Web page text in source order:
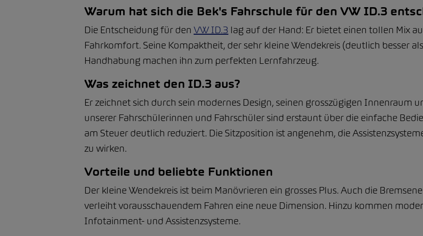
Warum hat sich die Bek's Fahrschule für den VW ID.3
Die Entscheidung für den VW ID.3 lag auf der Hand: Er bietet einen tollen Mix
Fahrkomfort. Seine Kompaktheit, der sehr kleine Wendekreis (deutlich besser
Handhabung machen ihn zum perfekten Lernfahrzeug.
Was zeichnet den ID.3 aus?
Er zeichnet sich durch sein modernes Design, seinen grosszügigen Innenraum
unserer Fahrschülerinnen und Fahrschüler sind erstaunt über die einfache
am Steuer deutlich reduziert. Die Sitzposition ist angenehm, die
zu wirken.
Vorteile und beliebte Funktionen
Der kleine Wendekreis ist beim Manövrieren ein grosses Plus. Auch die
verleiht vorausschauendem Fahren eine neue Dimension. Hinzu kommen
Infotainment- und Assistenzsysteme.